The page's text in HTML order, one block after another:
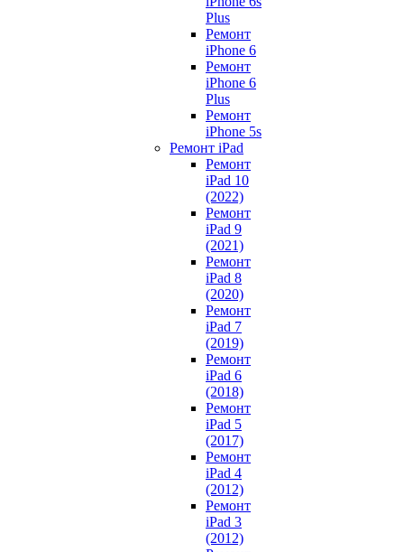
Plus
Ремонт
iPhone 6
Ремонт
iPhone 6
Plus
Ремонт
iPhone 5s
Ремонт iPad
Ремонт
iPad 10
(2022)
Ремонт
iPad 9
(2021)
Ремонт
iPad 8
(2020)
Ремонт
iPad 7
(2019)
Ремонт
iPad 6
(2018)
Ремонт
iPad 5
(2017)
Ремонт
iPad 4
(2012)
Ремонт
iPad 3
(2012)